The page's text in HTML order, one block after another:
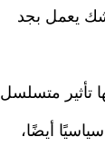
يعمل بجد
تأثير متسلسل
أيضًا،